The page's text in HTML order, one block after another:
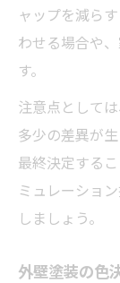
ャップを減ら
わせる場合や
す。
注意点として
多少の差異が
最終決定する
ミュレーショ
しましょう。
外壁塗装の色